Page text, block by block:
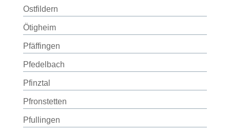
Ostfildern
Ötigheim
Pfäffingen
Pfedelbach
Pfinztal
Pfronstetten
Pfullingen